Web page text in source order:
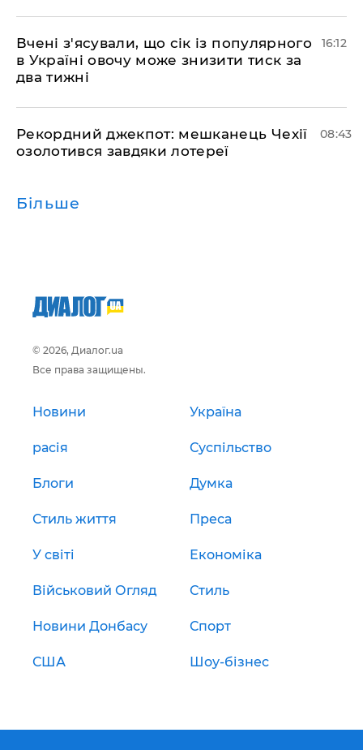
Вчені з'ясували, що сік із популярного
в Україні овочу може знизити тиск за
два тижні
16:12
Рекордний джекпот: мешканець Чехії
озолотився завдяки лотереї
08:43
Більше
© 2026, Диалог.ua
Все права защищены.
Новини Україна
расія Суспільство
Блоги Думка
Стиль життя Преса
У світі Економіка
Військовий Огляд Стиль
Новини Донбасу Спорт
США Шоу-бізнес